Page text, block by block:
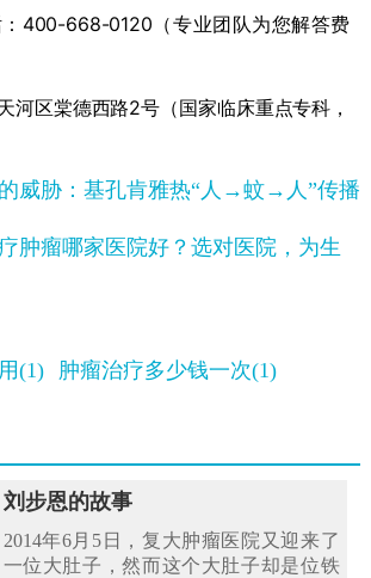
400-668-0120（专业团队为您解答费
河区棠德西路2号（国家临床重点专科，
威胁：基孔肯雅热“人→蚊→人”传播
肿瘤哪家医院好？选对医院，为生
(1)
肿瘤治疗多少钱一次(1)
刘步恩的故事
2014年6月5日，复大肿瘤医院又迎来了
一位大肚子，然而这个大肚子却是位铁